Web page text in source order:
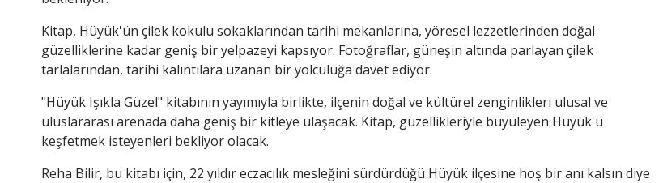
Kitap, Hüyük'ün çilek kokulu sokaklarından tarihi mekanlarına, yöresel lezzetlerinden doğal
güzelliklerine kadar geniş bir yelpazeyi kapsıyor. Fotoğraflar, güneşin altında parlayan çilek
tarlalarından, tarihi kalıntılara uzanan bir yolculuğa davet ediyor.
"Hüyük Işıkla Güzel" kitabının yayımıyla birlikte, ilçenin doğal ve kültürel zenginlikleri ulusal ve
uluslararası arenada daha geniş bir kitleye ulaşacak. Kitap, güzellikleriyle büyüleyen Hüyük'ü
keşfetmek isteyenleri bekliyor olacak.
Reha Bilir, bu kitabı için, 22 yıldır eczacılık mesleğini sürdürdüğü Hüyük ilçesine hoş bir anı kalsın diye